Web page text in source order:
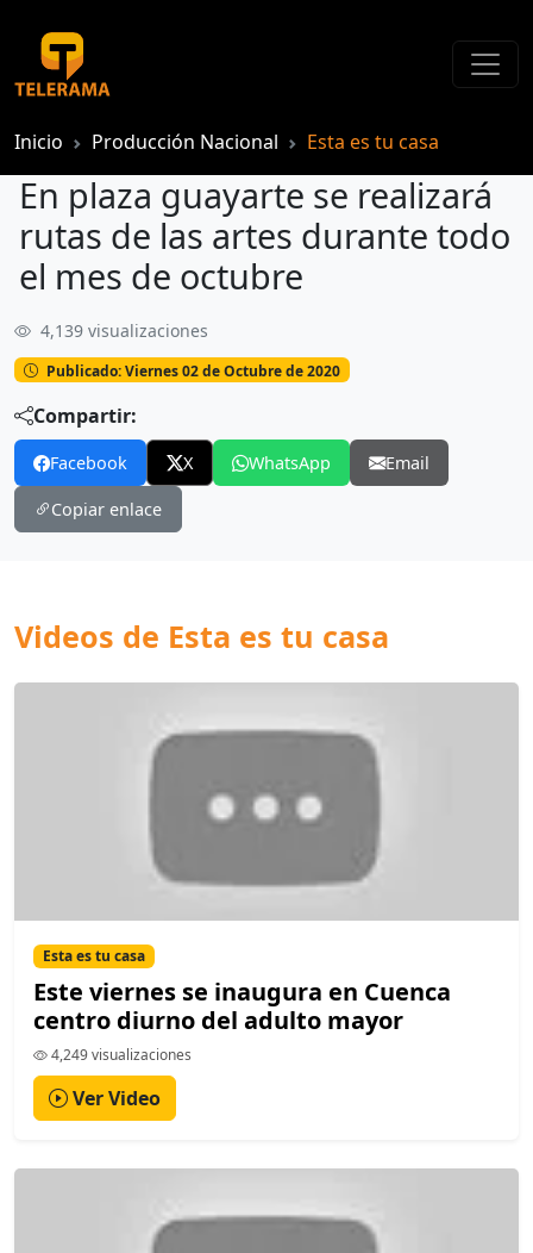
Inicio Producción Nacional Esta es tu casa
En plaza guayarte se realizará
rutas de las artes durante todo
el mes de octubre
4,139 visualizaciones
Publicado: Viernes 02 de Octubre de 2020
Compartir:
Facebook X WhatsApp Email
Copiar enlace
Videos de Esta es tu casa
Esta es tu casa
Este viernes se inaugura en Cuenca
centro diurno del adulto mayor
4,249 visualizaciones
Ver Video